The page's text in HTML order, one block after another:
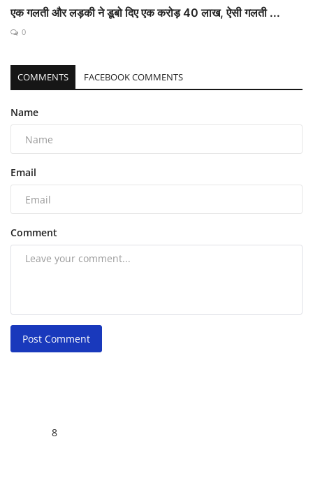
एक गलती और लड़की ने डूबो दिए एक करोड़ 40 लाख, ऐसी गलती ...
0
COMMENTS FACEBOOK COMMENTS
Name
Email
Comment
Post Comment
8